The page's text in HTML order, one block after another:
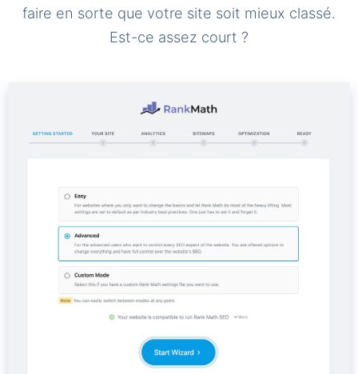
faire en sorte que votre site soit mieux classé.
Est-ce assez court ?